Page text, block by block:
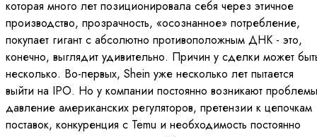
которая много лет позиционировала себя через этичное
производство, прозрачность, «осознанное» потребление,
покупает гигант с абсолютно противоположным ДНК - это,
конечно, выглядит удивительно. Причин у сделки может
несколько. Во-первых, Shein уже несколько лет пытается
выйти на IPO. Но у компании постоянно возникают
давление американских регуляторов, претензии к цепочкам
поставок, конкуренция с Temu и необходимость постоянно